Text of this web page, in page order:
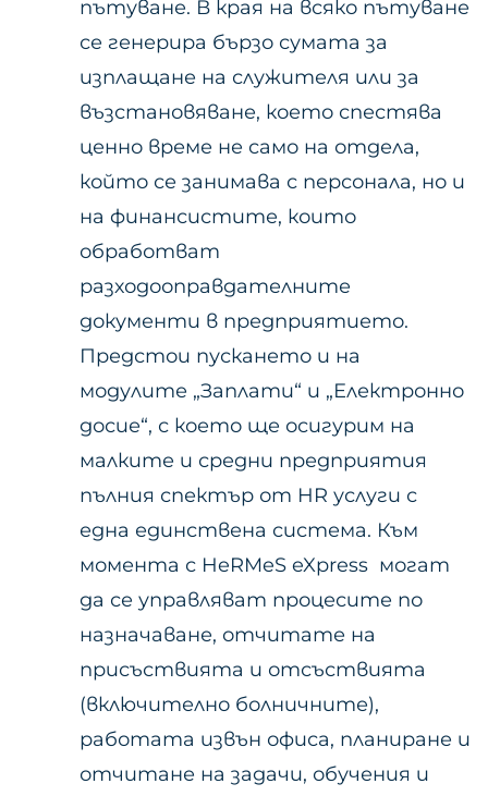
пътуване. В края на всяко пътуване
се генерира бързо сумата за
изплащане на служителя или за
възстановяване, което спестява
ценно време не само на отдела,
който се занимава с персонала, но и
на финансистите, които
обработват
разходооправдателните
документи в предприятието.
Предстои пускането и на
модулите „Заплати“ и „Електронно
досие“, с което ще осигурим на
малките и средни предприятия
пълния спектър от HR услуги с
една единствена система. Към
момента с HeRMeS eXpress могат
да се управляват процесите по
назначаване, отчитате на
присъствията и отсъствията
(включително болничните),
работата извън офиса, планиране и
отчитане на задачи, обучения и